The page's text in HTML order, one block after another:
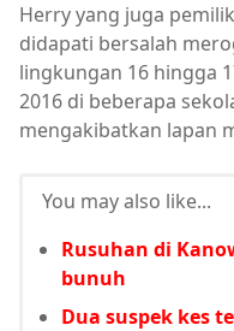
Herry yang juga
didapati bersalah
lingkungan 16 hingga
2016 di beberapa
mengakibatkan lapan
You may also like...
Rusuhan di
bunuh
Dua suspek kes